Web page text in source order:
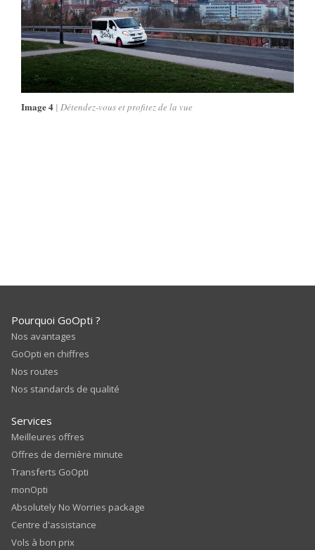
Image 4 Détendez-vous et profitez de la vue
Pourquoi GoOpti ?
Nos avantages
GoOpti en chiffres
Nos routes
Nos standards de qualité
Services
Meilleures offres
Offres de dernière minute
Transferts GoOpti
monOpti
Absolutely No Worries package
Centre d'assistance
Vols à bon prix